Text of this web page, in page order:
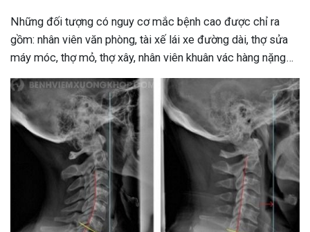
Những đối tượng có nguy cơ mắc bệnh cao được chỉ ra
gồm: nhân viên văn phòng, tài xế lái xe đường dài, thợ sửa
máy móc, thợ mỏ, thợ xây, nhân viên khuân vác hàng nặng…